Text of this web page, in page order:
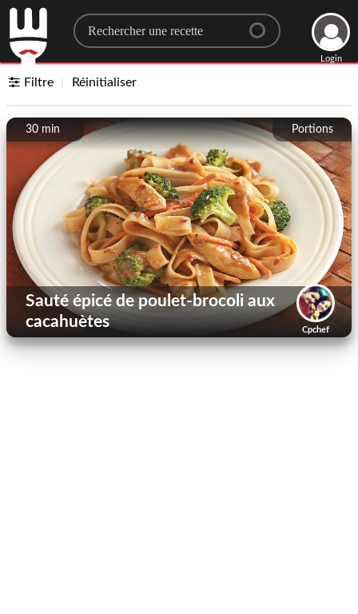
Search for a recipe
Login
Filtre Réinitialiser
Portions
30 min
Cpchef
Sauté épicé de poulet-brocoli aux
cacahuètes